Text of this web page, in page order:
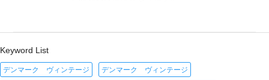
Keyword List
デンマーク ヴィンテージ デンマーク ヴィンテージ